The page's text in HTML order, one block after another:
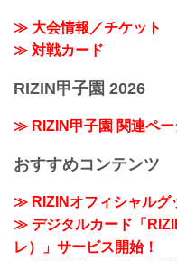
≫ 大会情報／チケット
≫ 対戦カード
RIZIN甲子園 2026
≫ RIZIN甲子園 関連ペー
おすすめコンテンツ
≫ RIZINオフィシャルグ
≫ デジタルカード「
レ）」サービス開始！